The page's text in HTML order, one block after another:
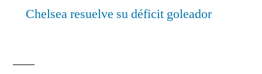
Chelsea resuelve su déficit goleador